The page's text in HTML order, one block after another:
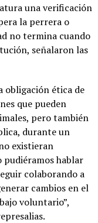
una verificación
la perrera o
no termina cuando
señalaron las
obligación ética de
que pueden
pero también
durante un
existieran
pudiéramos hablar
colaborando a
cambios en el
voluntario”,